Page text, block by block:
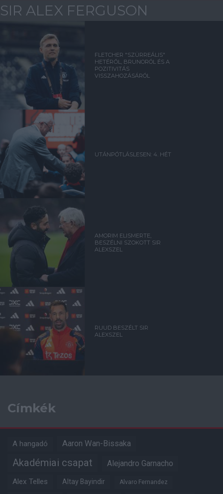
SIR ALEX FERGUSON
FLETCHER "SZÜRREÁLIS"
HETÉRŐL, BRUNORÓL ÉS A
POZITIVITÁS
VISSZAHOZÁSÁRÓL
UTÁNPÓTLÁSLESEN: 4. HÉT
AMORIM ELISMERTE,
BESZÉLNI SZOKOTT SIR
ALEXSZEL
RUUD BESZÉLT SIR
ALEXSZEL
Címkék
A hangadó Aaron Wan-Bissaka
Akadémiai csapat Alejandro Garnacho
Alex Telles Altay Bayindir Alvaro Fernandez